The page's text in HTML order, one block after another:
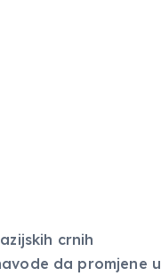
azijskih crnih
da promjene u